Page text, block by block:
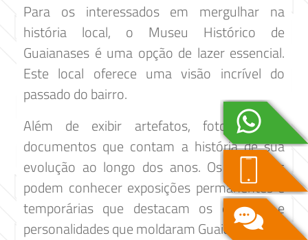
Para os interessados ​​em mergulhar na
história local, o Museu Histórico de
Guaianases é uma opção de lazer essencial.
Este local oferece uma visão incrível do
passado do bairro.
Além de exibir artefatos, fotografias e
documentos que contam a história de sua
evolução ao longo dos anos. Os visitantes
podem conhecer exposições permanentes e
temporárias que destacam os eventos e
personalidades que moldaram Guaianases.